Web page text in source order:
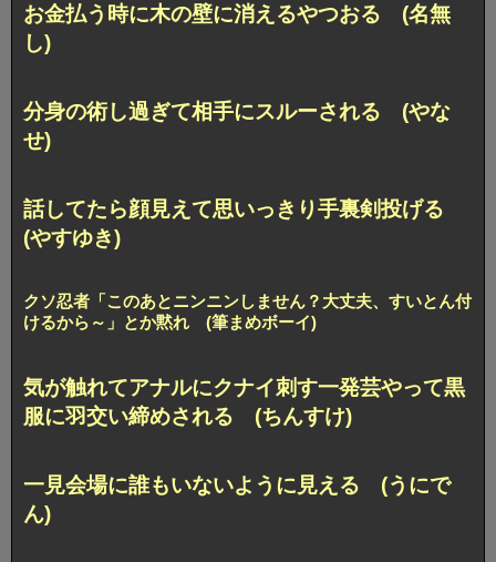
お金払う時に木の壁に消えるやつおる (名無
し)
分身の術し過ぎて相手にスルーされる (やな
せ)
話してたら顔見えて思いっきり手裏剣投げる
(やすゆき)
クソ忍者「このあとニンニンしません？大丈夫、すいとん付
けるから～」とか黙れ (筆まめボーイ)
気が触れてアナルにクナイ刺す一発芸やって黒
服に羽交い締めされる (ちんすけ)
一見会場に誰もいないように見える (うにで
ん)